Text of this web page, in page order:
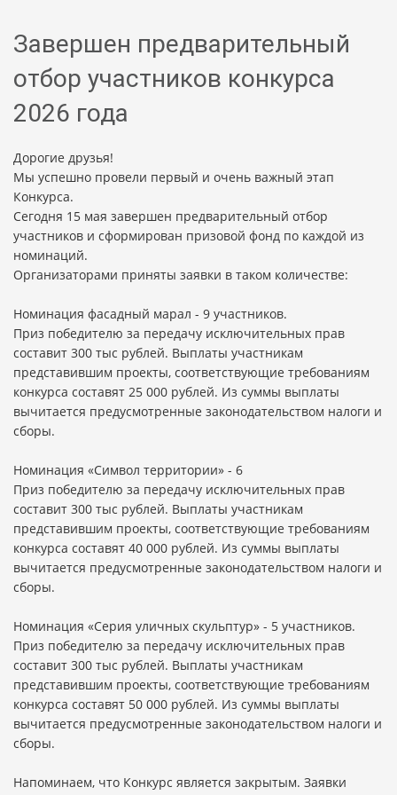
Завершен предварительный
отбор участников конкурса
2026 года
Дорогие друзья!
Мы успешно провели первый и очень важный этап
Конкурса.
Сегодня 15 мая завершен предварительный отбор
участников и сформирован призовой фонд по каждой из
номинаций.
Организаторами приняты заявки в таком количестве:
Номинация фасадный марал - 9 участников.
Приз победителю за передачу исключительных прав
составит 300 тыс рублей. Выплаты участникам
представившим проекты, соответствующие требованиям
конкурса составят 25 000 рублей. Из суммы выплаты
вычитается предусмотренные законодательством налоги и
сборы.
Номинация «Символ территории» - 6
Приз победителю за передачу исключительных прав
составит 300 тыс рублей. Выплаты участникам
представившим проекты, соответствующие требованиям
конкурса составят 40 000 рублей. Из суммы выплаты
вычитается предусмотренные законодательством налоги и
сборы.
Номинация «Серия уличных скульптур» - 5 участников.
Приз победителю за передачу исключительных прав
составит 300 тыс рублей. Выплаты участникам
представившим проекты, соответствующие требованиям
конкурса составят 50 000 рублей. Из суммы выплаты
вычитается предусмотренные законодательством налоги и
сборы.
Напоминаем, что Конкурс является закрытым. Заявки